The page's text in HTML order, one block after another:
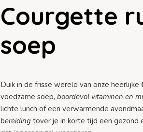
Courgette
soep
Duik in de frisse wereld van onze heerlijke
voedzame soep, boordevol vitaminen en
lichte lunch of een verwarmende
bereiding tover je in korte tijd een gezond